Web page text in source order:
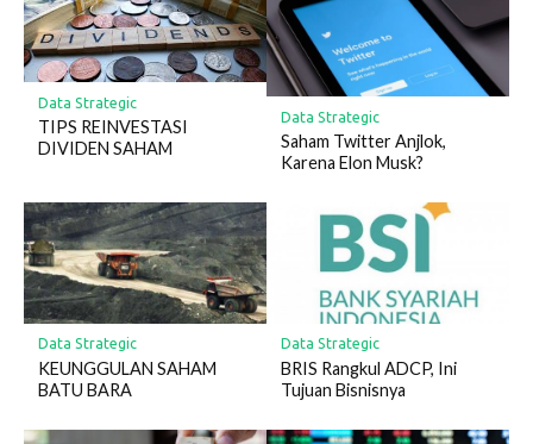
Data Strategic
TIPS REINVESTASI
DIVIDEN SAHAM
Data Strategic
Saham Twitter Anjlok,
Karena Elon Musk?
Data Strategic
KEUNGGULAN SAHAM
BATU BARA
Data Strategic
BRIS Rangkul ADCP, Ini
Tujuan Bisnisnya